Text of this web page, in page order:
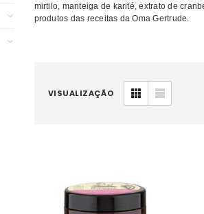
mirtilo, manteiga de karité, extrato de
produtos das receitas da Oma Gertrude.
VISUALIZAÇÃO